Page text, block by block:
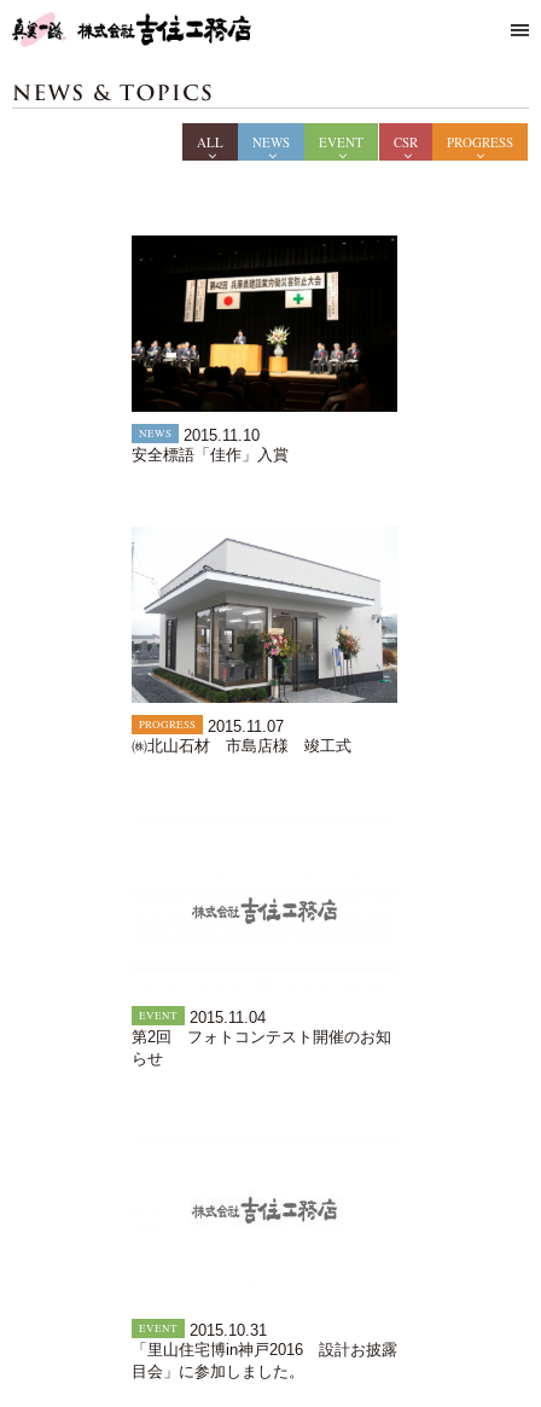
PROGRESS
CSR
EVENT
NEWS
ALL
NEWS
2015.11.10
安全標語「佳作」入賞
PROGRESS
2015.11.07
㈱北山石材 市島店様 竣工式
EVENT
2015.11.04
第2回 フォトコンテスト開催のお知
らせ
EVENT
2015.10.31
「里山住宅博in神戸2016 設計お披露
目会」に参加しました。